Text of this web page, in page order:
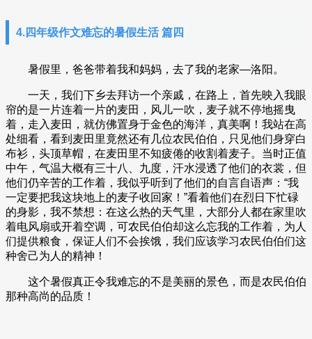
4.四年级作文难忘的暑假生活 篇四
暑假里，爸爸带着我和妈妈，去了我的老家—洛阳。
一天，我们下乡去拜访一个亲戚，在路上，首先映入我眼
帘的是一片连着一片的麦田，风儿一吹，麦子就不停地摇曳
着，走入麦田，就仿佛置身于金色的海洋，真美啊！我站在高
处细看，看到麦田里竟然还有几位农民伯伯，只见他们身穿白
布衫，头顶草帽，在麦田里不知疲倦的收割着麦子。当时正值
中午，气温大概有三十八、九度，汗水浸透了他们的衣裳，但
他们仍辛苦的工作着，我似乎听到了他们的自言自语声：“我
一定要把我这块地上的麦子收回家！”看着他们在烈日下忙碌
的身影，我不禁想：在这么热的天气里，大部分人都在家里吹
着电风扇或开着空调，可农民伯伯却这么忘我的工作着，为人
们提供粮食，保证人们不会挨饿，我们应该学习农民伯伯们这
种舍己为人的精神！
这个暑假真正令我难忘的不是美丽的景色，而是农民伯伯
那种高尚的品质！